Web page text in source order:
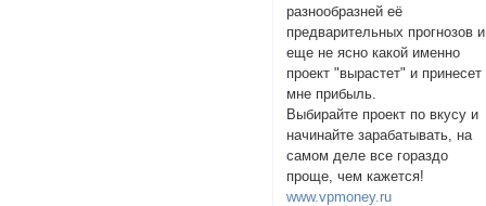
разнообразней её
предварительных прогнозов и
еще не ясно какой именно
проект "вырастет" и принесет
мне прибыль.
Выбирайте проект по вкусу и
начинайте зарабатывать, на
самом деле все гораздо
проще, чем кажется!
www.vpmoney.ru